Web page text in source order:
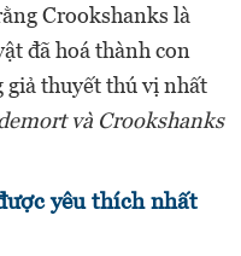
Crookshanks là
đã hoá thành con
giả thuyết thú vị nhất
và Crookshanks
yêu thích nhất